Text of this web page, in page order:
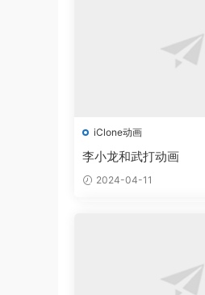
iClone动画
李小龙和武打动画
2024-04-11